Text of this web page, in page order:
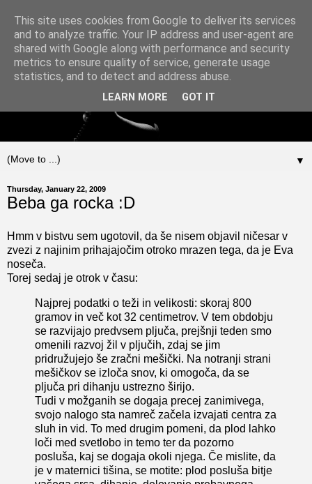
▼
Thursday, January 22, 2009
Beba ga rocka :D
Hmm v bistvu sem ugotovil, da še nisem objavil ničesar v
zvezi z najinim prihajajočim otroko mrazen tega, da je Eva
noseča.
Torej sedaj je otrok v času:
Najprej podatki o teži in velikosti: skoraj 800
gramov in več kot 32 centimetrov. V tem obdobju
se razvijajo predvsem pljuča, prejšnji teden smo
omenili razvoj žil v pljučih, zdaj se jim
pridružujejo še zračni mešički. Na notranji strani
mešičkov se izloča snov, ki omogoča, da se
pljuča pri dihanju ustrezno širijo.
Tudi v možganih se dogaja precej zanimivega,
svojo nalogo sta namreč začela izvajati centra za
sluh in vid. To med drugim pomeni, da plod lahko
loči med svetlobo in temo ter da pozorno
posluša, kaj se dogaja okoli njega. Če mislite, da
je v maternici tišina, se motite: plod posluša bitje
This site uses cookies from Google to deliver its services
and to analyze traffic. Your IP address and user-agent are
shared with Google along with performance and security
metrics to ensure quality of service, generate usage
statistics, and to detect and address abuse.
LEARN MORE GOT IT